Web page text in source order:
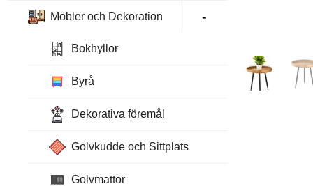
Möbler och Dekoration +
Bokhyllor
Byrå
Dekorativa föremål
Golvkudde och Sittplats
Golvmattor